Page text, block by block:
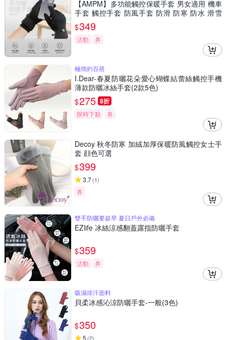
【AMPM】多功能觸控保暖手套 男女適用 機車
手套 觸控手套 防風手套 防滑 防寒 防水 滑雪
登山
$349
活動 券
極簡約百搭
I.Dear-春夏防曬花朵愛心蝴蝶結蕾絲觸控手機
薄款防曬冰絲手套(2款5色)
$275 8折
限時下殺 券
Decoy 秋冬防寒 加絨加厚保暖防風觸控女士手
套 顔色可選
$399
3.7(1)
券
雙手防曬要趁早 夏日戶外必備
EZlife 冰絲涼感翻蓋露指防曬手套
$359
活動 券
吸濕排汗面料
貝柔冰感沁涼防曬手套-一般(3色)
$350
5 (2)